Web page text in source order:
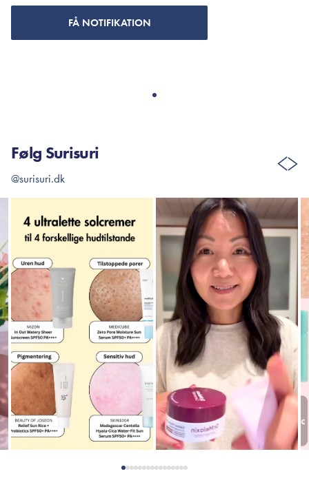
FÅ NOTIFIKATION
Følg Surisuri
@surisuri.dk